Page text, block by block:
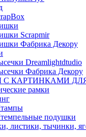
Scrapmir
Фабрика Декору
Dreamlightdtudio
Фабрика Декору
С КАРТИНКАМИ
рамки
подушки
листики, тычинки,